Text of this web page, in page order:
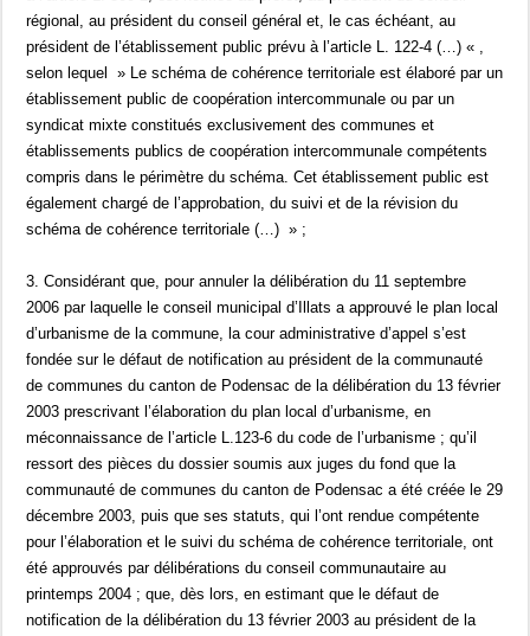
régional, au président du conseil général et, le cas échéant, au
président de l’établissement public prévu à l’article L. 122-4 (…) « ,
selon lequel » Le schéma de cohérence territoriale est élaboré par un
établissement public de coopération intercommunale ou par un
syndicat mixte constitués exclusivement des communes et
établissements publics de coopération intercommunale compétents
compris dans le périmètre du schéma. Cet établissement public est
également chargé de l’approbation, du suivi et de la révision du
schéma de cohérence territoriale (…) » ;
3. Considérant que, pour annuler la délibération du 11 septembre
2006 par laquelle le conseil municipal d’Illats a approuvé le plan local
d’urbanisme de la commune, la cour administrative d’appel s’est
fondée sur le défaut de notification au président de la communauté
de communes du canton de Podensac de la délibération du 13 février
2003 prescrivant l’élaboration du plan local d’urbanisme, en
méconnaissance de l’article L.123-6 du code de l’urbanisme ; qu’il
ressort des pièces du dossier soumis aux juges du fond que la
communauté de communes du canton de Podensac a été créée le 29
décembre 2003, puis que ses statuts, qui l’ont rendue compétente
pour l’élaboration et le suivi du schéma de cohérence territoriale, ont
été approuvés par délibérations du conseil communautaire au
printemps 2004 ; que, dès lors, en estimant que le défaut de
notification de la délibération du 13 février 2003 au président de la